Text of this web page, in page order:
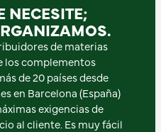
NECESITE;
de materias
los complementos
de 20 países desde
en Barcelona (España)
exigencias de
al cliente. Es muy fácil